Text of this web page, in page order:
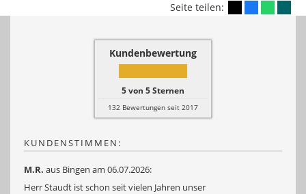
Seite teilen:
Kundenbewertung
5von 5Sternen
132 Bewertungen seit 2017
KUNDENSTIMMEN:
M.R. aus Bingen am 06.07.2026:
Herr Staudt ist schon seit vielen Jahren unser